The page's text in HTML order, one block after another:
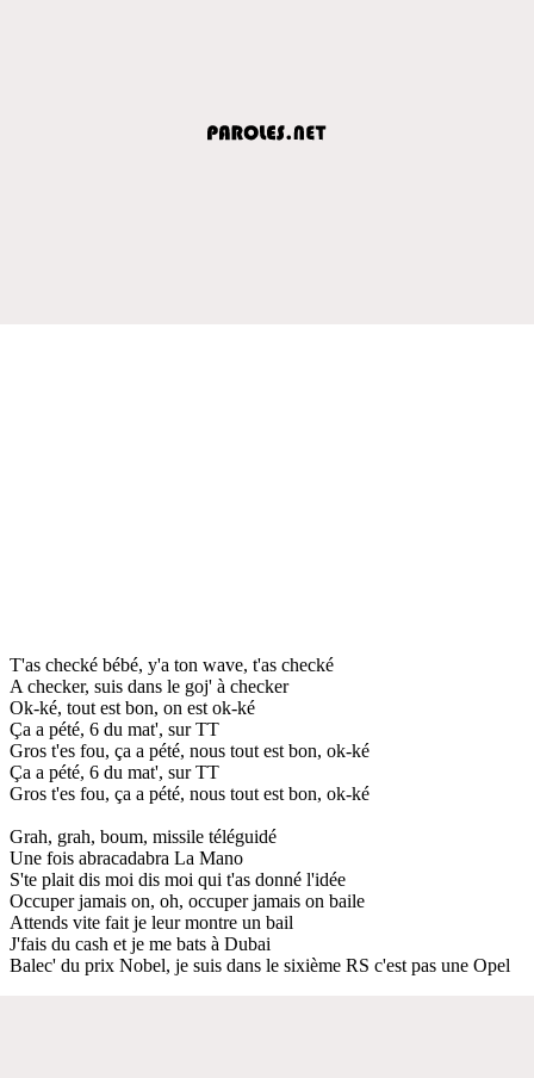
T'as checké bébé, y'a ton wave, t'as checké
A checker, suis dans le goj' à checker
Ok-ké, tout est bon, on est ok-ké
Ça a pété, 6 du mat', sur TT
Gros t'es fou, ça a pété, nous tout est bon, ok-ké
Ça a pété, 6 du mat', sur TT
Gros t'es fou, ça a pété, nous tout est bon, ok-ké
Grah, grah, boum, missile téléguidé
Une fois abracadabra La Mano
S'te plait dis moi dis moi qui t'as donné l'idée
Occuper jamais on, oh, occuper jamais on baile
Attends vite fait je leur montre un bail
J'fais du cash et je me bats à Dubai
Balec' du prix Nobel, je suis dans le sixième RS c'est pas une Opel